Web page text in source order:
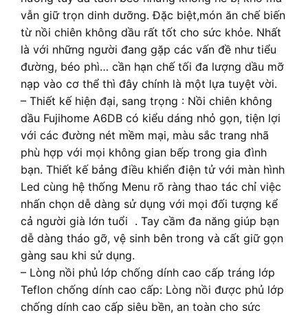
vẫn giữ trọn dinh dưỡng. Đặc biệt,món ăn chế biến
từ nồi chiên không dầu rất tốt cho sức khỏe. Nhất
là với những người đang gặp các vấn đề như tiểu
đường, béo phì… cần hạn chế tối đa lượng dầu mỡ
nạp vào cơ thể thì đây chính là một lựa tuyệt vời.
– Thiết kế hiện đại, sang trọng : Nồi chiên không
dầu Fujihome A6DB có kiểu dáng nhỏ gọn, tiện lợi
với các đường nét mềm mại, màu sắc trang nhã
phù hợp với mọi không gian bếp trong gia đình
bạn. Thiết kế bảng điều khiển điện tử với màn hình
Led cùng hệ thống Menu rõ ràng thao tác chỉ việc
nhấn chọn dễ dàng sử dụng với mọi đối tượng kể
cả người già lớn tuổi . Tay cầm đa năng giúp bạn
dễ dàng tháo gỡ, vệ sinh bên trong và cất giữ gọn
gàng sau khi sử dụng.
– Lòng nồi phủ lớp chống dính cao cấp tráng lớp
Teflon chống dính cao cấp: Lòng nồi được phủ lớp
chống dính cao cấp siêu bền, an toàn cho sức